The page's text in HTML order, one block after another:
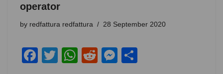
operator
by redfattura redfattura 28 September 2020
F
T
W
R
M